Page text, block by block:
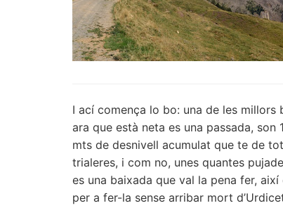
I ací comença lo bo: una de les millors
ara que està neta es una passada,
mts de desnivell acumulat que te de
trialeres, i com no, unes quantes
es una baixada que val la pena fer,
per a fer-la sense arribar mort